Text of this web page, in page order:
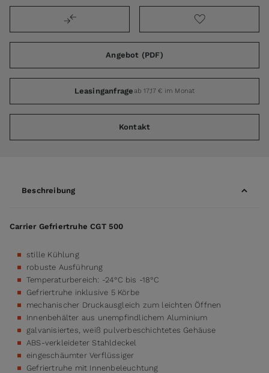
Angebot (PDF)
Leasinganfrageab 17,17 € im Monat
Kontakt
Beschreibung
Carrier Gefriertruhe CGT 500
stille Kühlung
robuste Ausführung
Temperaturbereich: -24°C bis -18°C
Gefriertruhe inklusive 5 Körbe
mechanischer Druckausgleich zum leichten Öffnen
Innenbehälter aus unempfindlichem Aluminium
galvanisiertes, weiß pulverbeschichtetes Gehäuse
ABS-verkleideter Stahldeckel
eingeschäumter Verflüssiger
Gefriertruhe mit Innenbeleuchtung